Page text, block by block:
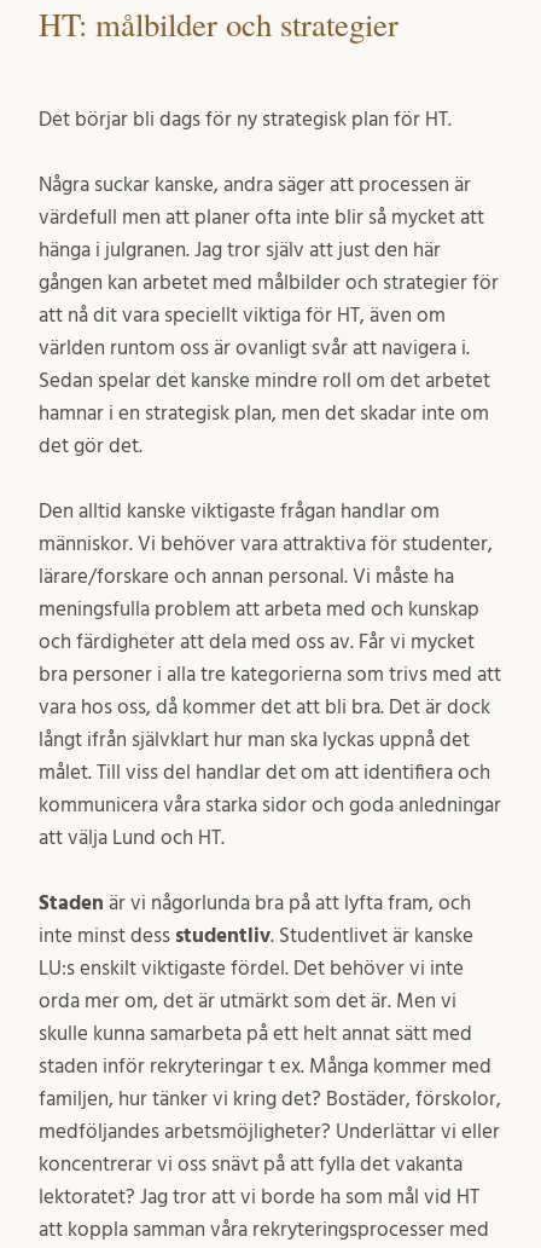
HT: målbilder och strategier
Det börjar bli dags för ny strategisk plan för HT.
Några suckar kanske, andra säger att processen är
värdefull men att planer ofta inte blir så mycket att
hänga i julgranen. Jag tror själv att just den här
gången kan arbetet med målbilder och strategier för
att nå dit vara speciellt viktiga för HT, även om
världen runtom oss är ovanligt svår att navigera i.
Sedan spelar det kanske mindre roll om det arbetet
hamnar i en strategisk plan, men det skadar inte om
det gör det.
Den alltid kanske viktigaste frågan handlar om
människor. Vi behöver vara attraktiva för studenter,
lärare/forskare och annan personal. Vi måste ha
meningsfulla problem att arbeta med och kunskap
och färdigheter att dela med oss av. Får vi mycket
bra personer i alla tre kategorierna som trivs med att
vara hos oss, då kommer det att bli bra. Det är dock
långt ifrån självklart hur man ska lyckas uppnå det
målet. Till viss del handlar det om att identifiera och
kommunicera våra starka sidor och goda anledningar
att välja Lund och HT.
Staden är vi någorlunda bra på att lyfta fram, och
inte minst dess studentliv. Studentlivet är kanske
LU:s enskilt viktigaste fördel. Det behöver vi inte
orda mer om, det är utmärkt som det är. Men vi
skulle kunna samarbeta på ett helt annat sätt med
staden inför rekryteringar t ex. Många kommer med
familjen, hur tänker vi kring det? Bostäder, förskolor,
medföljandes arbetsmöjligheter? Underlättar vi eller
koncentrerar vi oss snävt på att fylla det vakanta
lektoratet? Jag tror att vi borde ha som mål vid HT
att koppla samman våra rekryteringsprocesser med